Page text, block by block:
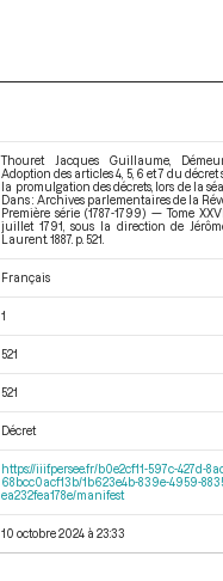
Thouret Jacques Guillaume,
Adoption des articles 4, 5, 6 et 7 du
la promulgation des décrets, lors de la
Dans : Archives parlementaires de la
Première série (1787-1799) — Tome
juillet 1791
, sous la direction de
Laurent. 1887. p. 521.
Français
1
521
521
Décret
https://iiif.persee.fr/b0e2cf11-597c-427d-
68bcc0acf13b/1b623e4b-839e-4959-
ea232fea178e/manifest
10 octobre 2024 à 23:33